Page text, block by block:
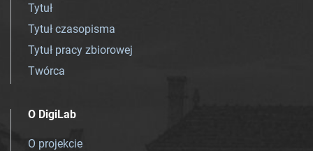
Tytuł
Tytuł czasopisma
Tytuł pracy zbiorowej
Twórca
O DigiLab
O projekcie